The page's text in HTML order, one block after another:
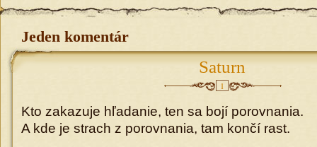
Jeden komentár
Saturn
1
Kto zakazuje hľadanie, ten sa bojí porovnania.
A kde je strach z porovnania, tam končí rast.